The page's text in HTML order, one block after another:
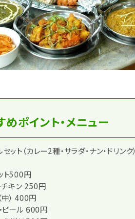
めポイント・メニュー
ト（カレー2種・サラダ・ナン・ドリンク）
ト500円
キン 250円
） 400円
ール 600円